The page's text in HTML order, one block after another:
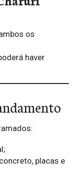
os
haver
placas e